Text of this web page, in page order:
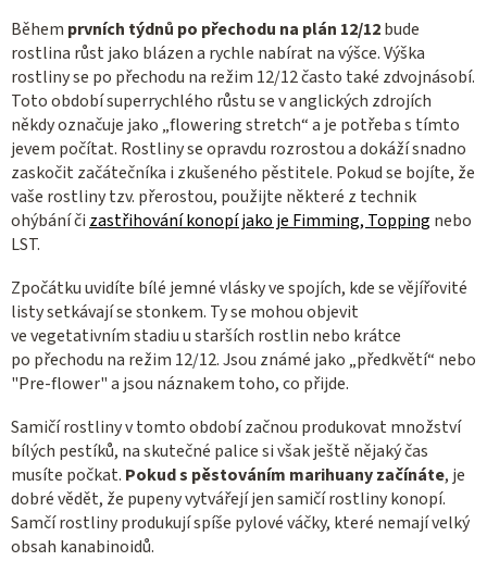
Během prvních týdnů po přechodu na plán 12/12bude
rostlina růst jako blázen a rychle nabírat na výšce. Výška
rostliny se po přechodu na režim 12/12 často také zdvojnásobí.
Toto období superrychlého růstu se v anglických zdrojích
někdy označuje jako „flowering stretch“ a je potřeba s tímto
jevem počítat. Rostliny se opravdu rozrostou a dokáží snadno
zaskočit začátečníka i zkušeného pěstitele. Pokud se bojíte, že
vaše rostliny tzv. přerostou, použijte některé z technik
ohýbání či zastřihování konopí jako je Fimming, Topping nebo
LST.
Zpočátku uvidíte bílé jemné vlásky ve spojích, kde se vějířovité
listy setkávají se stonkem. Ty se mohou objevit
ve vegetativním stadiu u starších rostlin nebo krátce
po přechodu na režim 12/12. Jsou známé jako „předkvětí“ nebo
"Pre-flower" a jsou náznakem toho, co přijde.
Samičí rostliny v tomto období začnou produkovat množství
bílých pestíků, na skutečné palice si však ještě nějaký čas
musíte počkat. Pokud s pěstováním marihuany začínáte, je
dobré vědět, že pupeny vytvářejí jen samičí rostliny konopí.
Samčí rostliny produkují spíše pylové váčky, které nemají velký
obsah kanabinoidů.